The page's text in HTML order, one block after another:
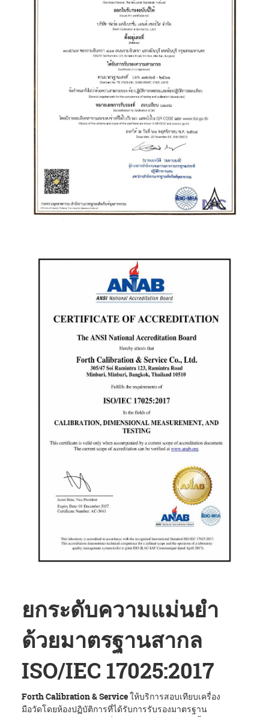
ยกระดับความแม่นยำ
ด้วยมาตรฐานสากล
ISO/IEC 17025:2017
Forth Calibration & Serviceให้บริการสอบเทียบเครื่อง
มือวัดโดยห้องปฏิบัติการที่ได้รับการรับรองมาตรฐาน